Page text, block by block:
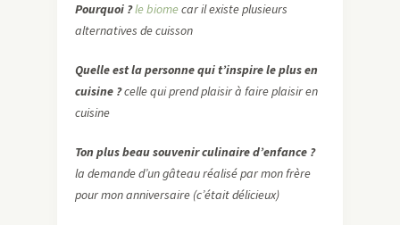
Pourquoi ?le biomecar il existe plusieurs
alternatives de cuisson
Quelle est la personne qui t’inspire le plus en
cuisine ?celle qui prend plaisir à faire plaisir en
cuisine
Ton plus beau souvenir culinaire d’enfance ?
la demande d’un gâteau réalisé par mon frère
pour mon anniversaire (c’était délicieux)